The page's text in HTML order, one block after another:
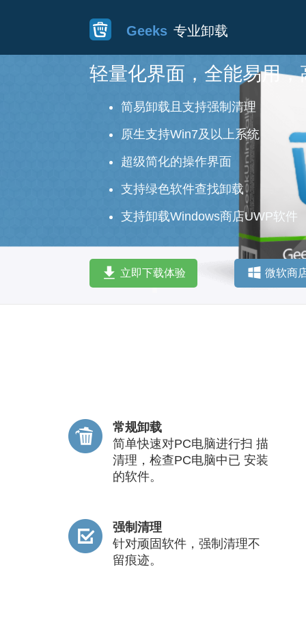
Geeks 专业卸载
轻量化界面，全能易用，
简易卸载且支持强制清理
原生支持Win7及以上系统
超级简化的操作界面
支持绿色软件查找卸载
支持卸载Windows商店UWP软件
立即下载体验 微软商
常规卸载
简单快速对PC电脑进行扫 描
清理，检查PC电脑中已 安装
的软件。
强制清理
针对顽固软件，强制清理不
留痕迹。